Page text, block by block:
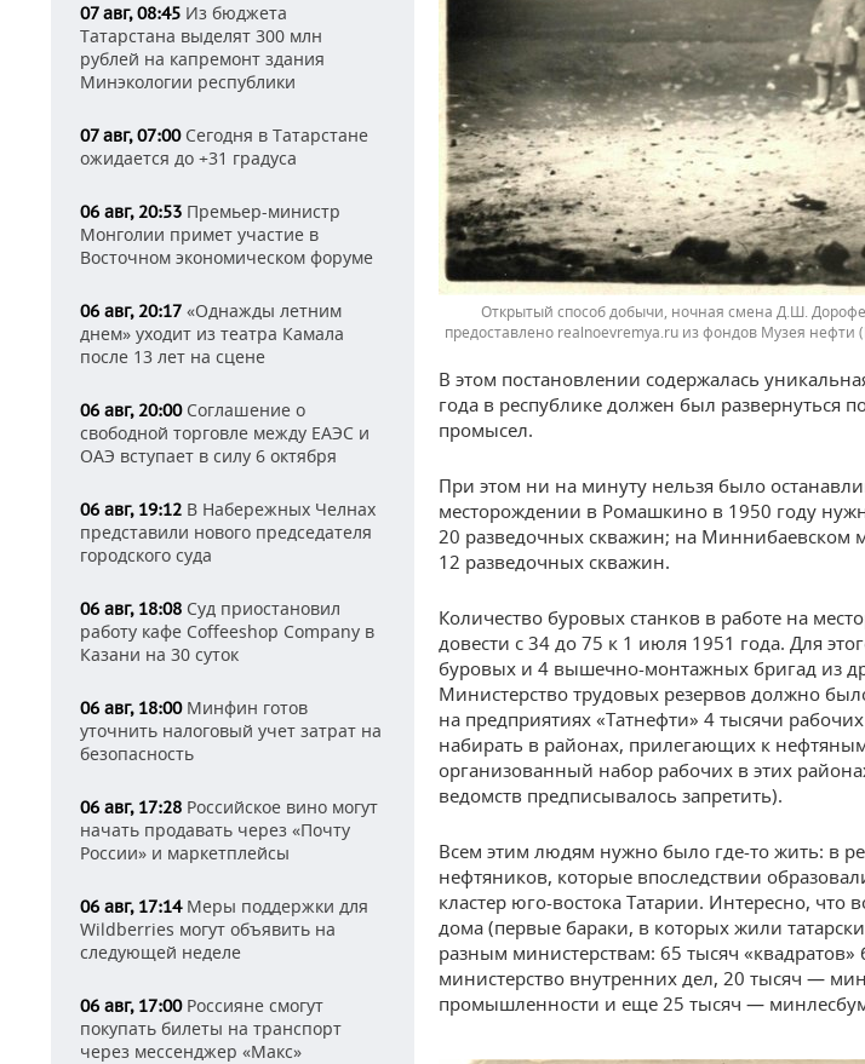
07 авг, 08:45 Из бюджета
Татарстана выделят 300 млн
рублей на капремонт здания
Минэкологии республики
07 авг, 07:00Сегодня в Татарстане
ожидается до +31 градуса
06 авг, 20:53 Премьер-министр
Монголии примет участие в
Восточном экономическом форуме
06 авг, 20:17 «Однажды летним
днем» уходит из театра Камала
после 13 лет на сцене
06 авг, 20:00Соглашение о
свободной торговле между ЕАЭС и
ОАЭ вступает в силу 6 октября
06 авг, 19:12 В Набережных Челнах
представили нового председателя
городского суда
06 авг, 18:08 Суд приостановил
работу кафе Coffeeshop Company в
Казани на 30 суток
06 авг, 18:00Минфин готов
уточнить налоговый учет затрат на
безопасность
06 авг, 17:28 Российское вино могут
начать продавать через «Почту
России» и маркетплейсы
06 авг, 17:14Меры поддержки для
Wildberries могут объявить на
следующей неделе
06 авг, 17:00Россияне смогут
покупать билеты на транспорт
через мессенджер «Макс»
Открытый способ добычи, ночная смена Д.Ш.
предоставлено realnoevremya.ru из фондов Музея
В этом постановлении содержалась
года в республике должен был развернуться
промысел.
При этом ни на минуту нельзя было
месторождении в Ромашкино в 1950 году
20 разведочных скважин; на Миннибаевском
12 разведочных скважин.
Количество буровых станков в работе на
довести с 34 до 75 к 1 июля 1951 года. Для
буровых и 4 вышечно-монтажных бригад из
Министерство трудовых резервов должно
на предприятиях «Татнефти» 4 тысячи
набирать в районах, прилегающих к
организованный набор рабочих в этих
ведомств предписывалось запретить).
Всем этим людям нужно было где-то жить: в
нефтяников, которые впоследствии
кластер юго-востока Татарии. Интересно,
дома (первые бараки, в которых жили
разным министерствам: 65 тысяч
министерство внутренних дел, 20 тысяч —
промышленности и еще 25 тысяч —